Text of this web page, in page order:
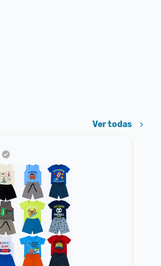
Ver todas